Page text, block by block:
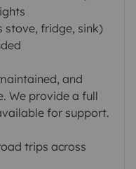
stove, fridge, sink)
and
We provide a full
for support.
trips across